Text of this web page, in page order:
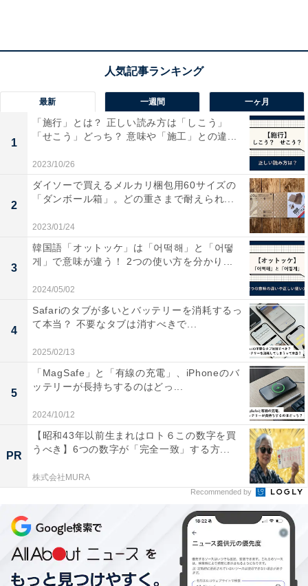
今の会社であと何年ぐらい働くと思うか（男女別）
今の会社で働く残りの年数について、男女別にみると
「3年以内」と回答した男性は22.5％、女性は34.0％でし
た。男性よりも女性のほうが、「3年以内」の退職意向
が強い結果に。
男性「キャリアアップ」、女性「ライフステージ
最新 一週間 一ヶ月
1
「施行」とは？ 正しい読み方は「しこう」
「せこう」どっち？ 意味や「施工」との違...
2023/10/26
2
ダイソーで買えるメルカリ梱包用60サイズの
「ダンボール箱」。どの重さまで耐えられ...
2023/01/24
3
韓国語「オットッケ」は「어떡해」と「어떻
게」で意味が違う！ 2つの使い方を分かり...
2024/05/02
4
Safariのタブが多いとバッテリーを消耗するっ
て本当？ 不要なタブは消すべきで...
2025/02/13
5
「MagSafe」と「有線の充電」、iPhoneのバ
ッテリーが長持ちするのはどっ...
2024/10/12
PR
【昭和43年以前生まれはロト６この数字を買
うべき】6つの数字が「完全一致」する方...
株式会社MURA
Recommended by